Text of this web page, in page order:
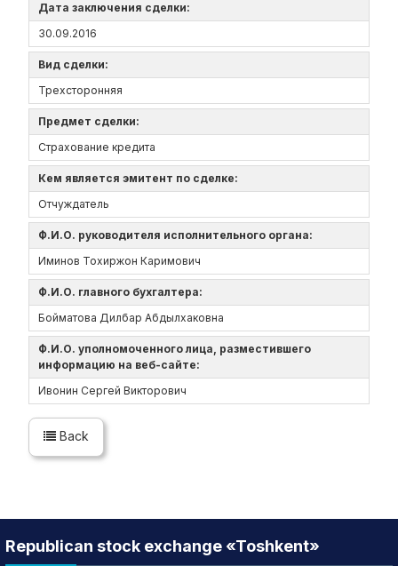
Дата заключения сделки:
30.09.2016
Вид сделки:
Трехсторонняя
Предмет сделки:
Cтрахование кредита
Кем является эмитент по сделке:
Отчуждатель
Ф.И.О. руководителя исполнительного органа:
Иминов Тохиржон Каримович
Ф.И.О. главного бухгалтера:
Бойматова Дилбар Абдылхаковна
Ф.И.О. уполномоченного лица, разместившего
информацию на веб-сайте:
Ивонин Сергей Викторович
Back
Republican stock exchange «Toshkent»